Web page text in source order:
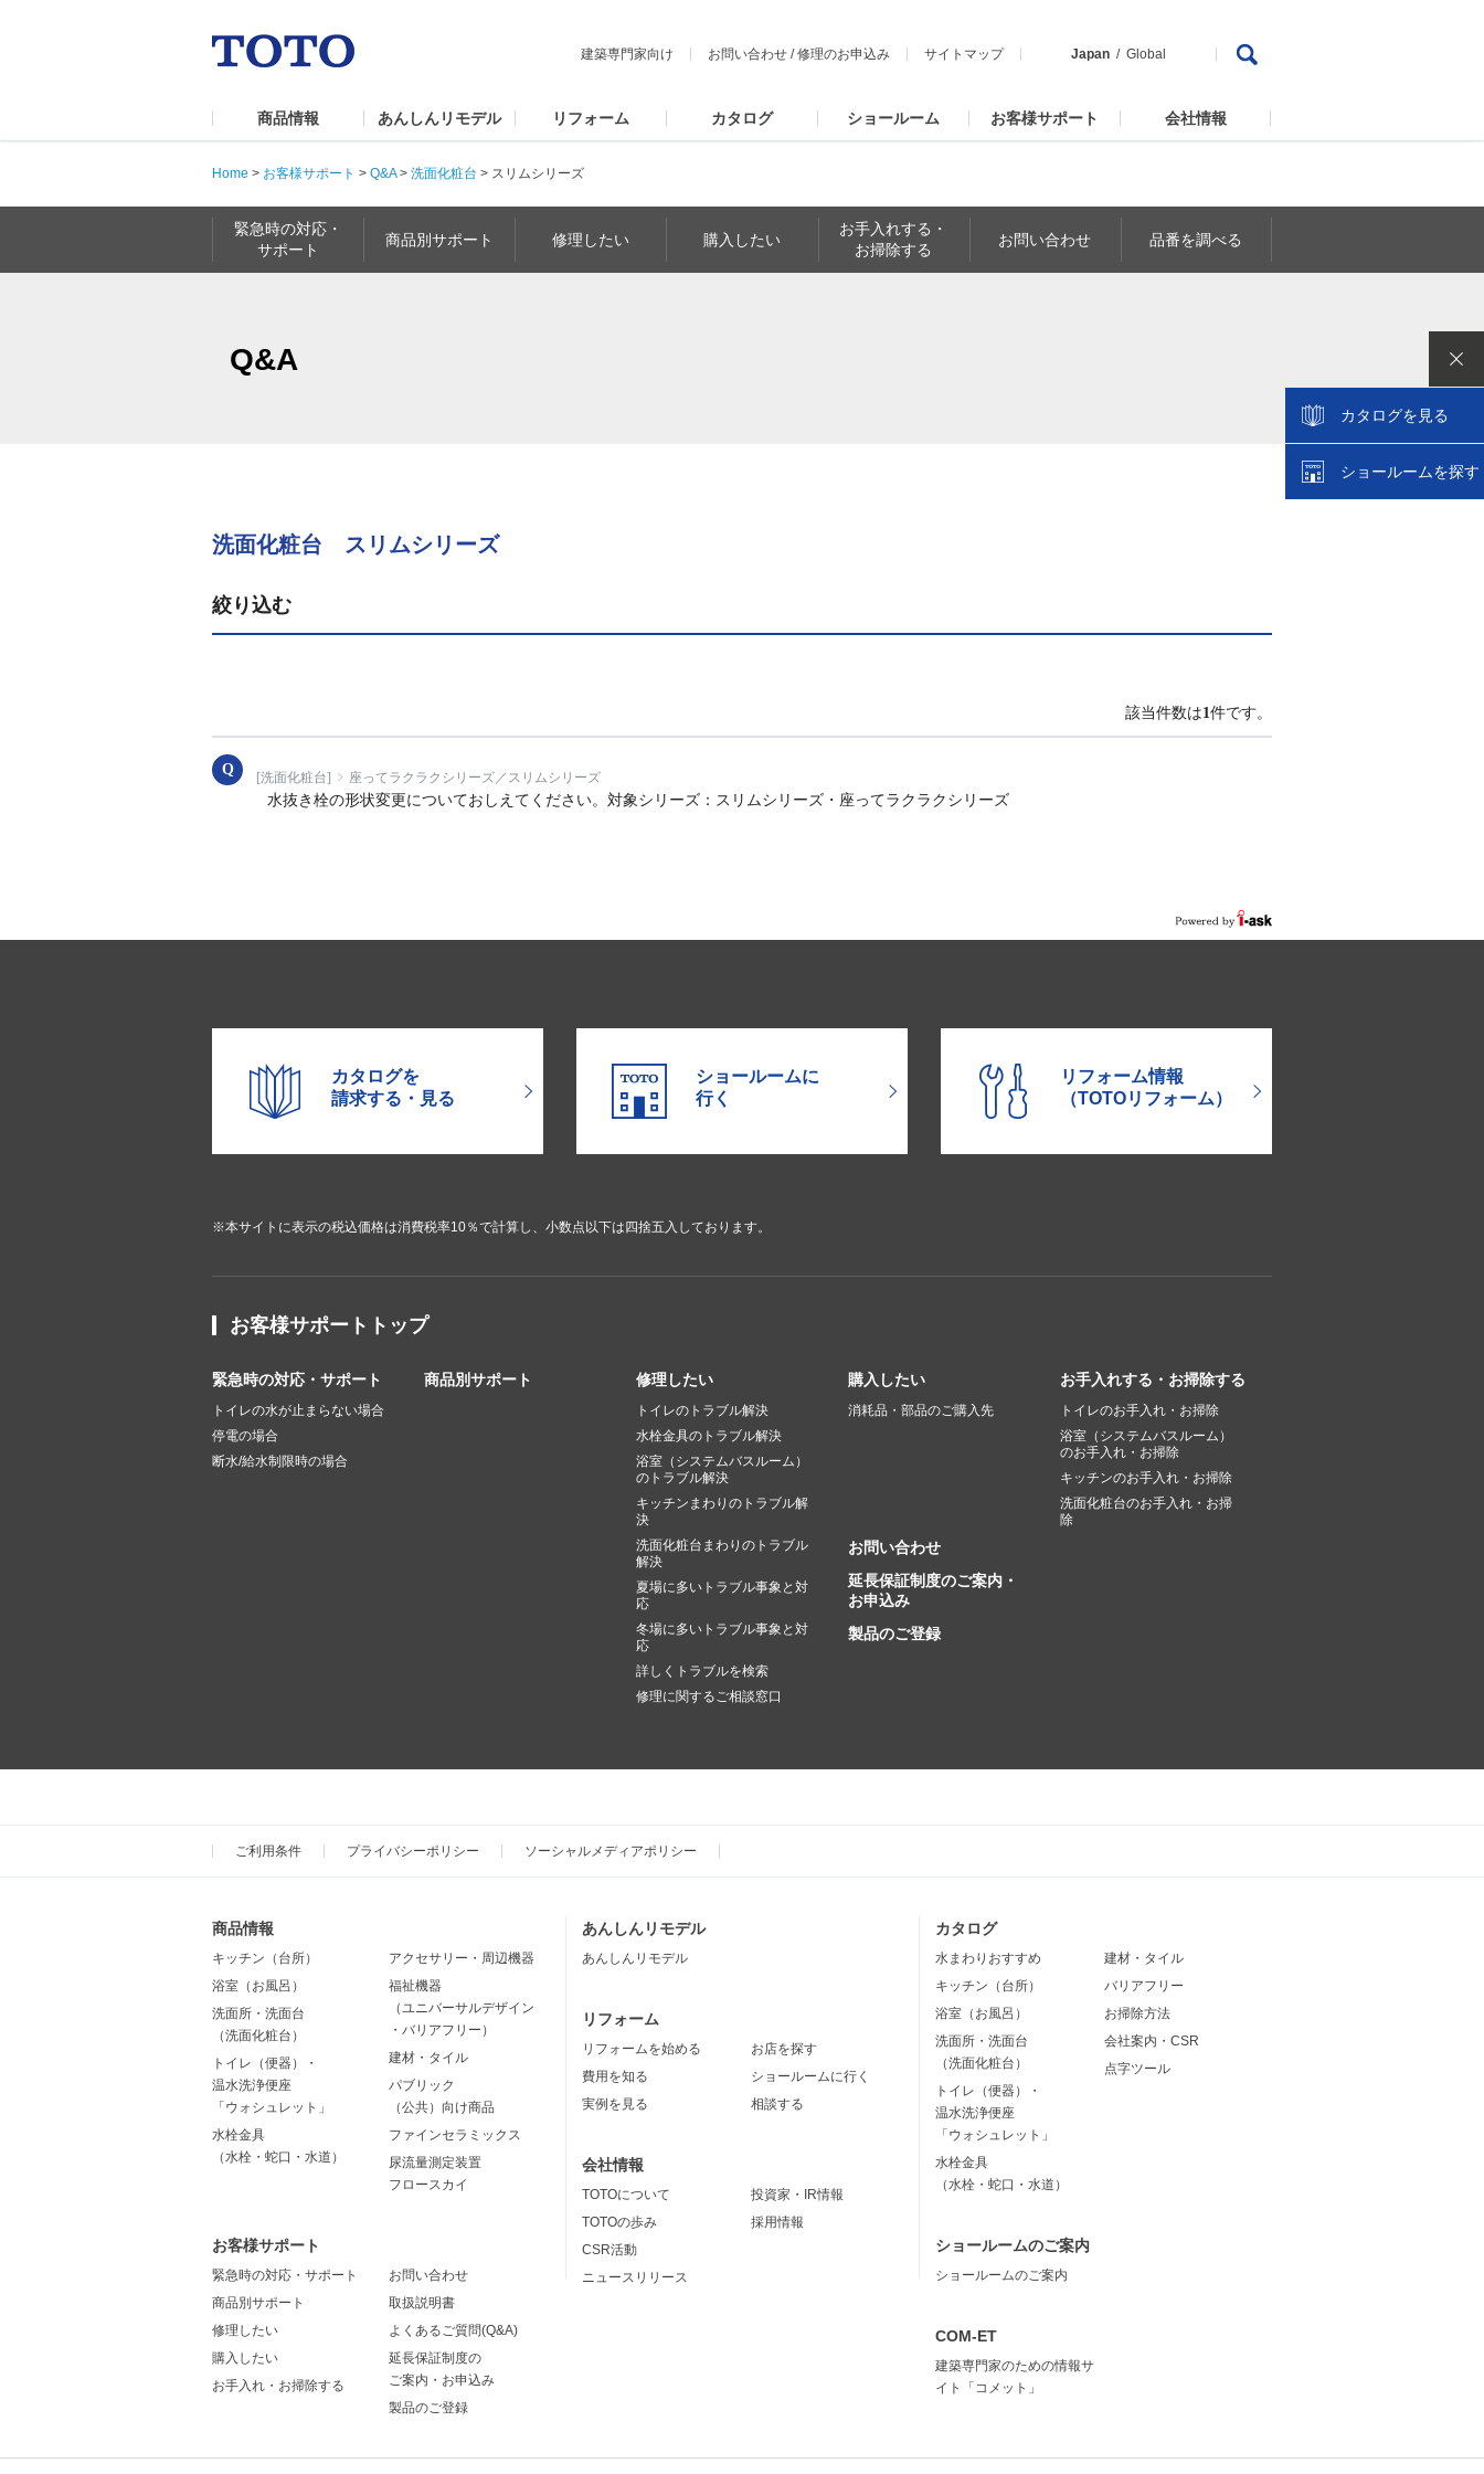
建築専門家向け お問い合わせ /修理のお申込み サイトマップ Japan Global
商品情報 あんしんリモデル リフォーム カタログ ショールーム お客様サポート 会社情報
Home > お客様サポート > Q&A> 洗面化粧台 > スリムシリーズ
緊急時の対応・
サポート
商品別サポート 修理したい 購入したい
お手入れする・
お掃除する
お問い合わせ 品番を調べる
カタログを見る
ショールームを探す
Q&A
洗面化粧台 スリムシリーズ
絞り込む
該当件数は1件です。
[洗面化粧台] 座ってラクラクシリーズ／スリムシリーズ
水抜き栓の形状変更についておしえてください。対象シリーズ：スリムシリーズ・座ってラクラクシリーズ
カタログを
請求する・見る
ショールームに
行く
リフォーム情報
（TOTOリフォーム）
※本サイトに表示の税込価格は消費税率10％で計算し、小数点以下は四捨五入しております。
お客様サポートトップ
緊急時の対応・サポート
トイレの水が止まらない場合
停電の場合
断水/給水制限時の場合
商品別サポート 修理したい
トイレのトラブル解決
水栓金具のトラブル解決
浴室（システムバスルーム）
のトラブル解決
キッチンまわりのトラブル解
決
洗面化粧台まわりのトラブル
解決
夏場に多いトラブル事象と対
応
冬場に多いトラブル事象と対
応
詳しくトラブルを検索
修理に関するご相談窓口
購入したい
消耗品・部品のご購入先
お手入れする・お掃除する
トイレのお手入れ・お掃除
浴室（システムバスルーム）
のお手入れ・お掃除
キッチンのお手入れ・お掃除
洗面化粧台のお手入れ・お掃
除
お問い合わせ
延長保証制度のご案内・
お申込み
製品のご登録
ご利用条件 プライバシーポリシー ソーシャルメディアポリシー
商品情報
キッチン（台所）
浴室（お風呂）
洗面所・洗面台
（洗面化粧台）
トイレ（便器）・
温水洗浄便座
「ウォシュレット」
水栓金具
（水栓・蛇口・水道）
アクセサリー・周辺機器
福祉機器
（ユニバーサルデザイン
・バリアフリー）
建材・タイル
パブリック
（公共）向け商品
ファインセラミックス
尿流量測定装置
フロースカイ
お客様サポート
緊急時の対応・サポート
商品別サポート
修理したい
購入したい
お手入れ・お掃除する
お問い合わせ
取扱説明書
よくあるご質問(Q&A)
延長保証制度の
ご案内・お申込み
製品のご登録
あんしんリモデル
あんしんリモデル
リフォーム
リフォームを始める
費用を知る
実例を見る
お店を探す
ショールームに行く
相談する
会社情報
TOTOについて
TOTOの歩み
CSR活動
ニュースリリース
投資家・IR情報
採用情報
カタログ
水まわりおすすめ
キッチン（台所）
浴室（お風呂）
洗面所・洗面台
（洗面化粧台）
トイレ（便器）・
温水洗浄便座
「ウォシュレット」
水栓金具
（水栓・蛇口・水道）
建材・タイル
バリアフリー
お掃除方法
会社案内・CSR
点字ツール
ショールームのご案内
ショールームのご案内
COM-ET
建築専門家のための情報サ
イト「コメット」